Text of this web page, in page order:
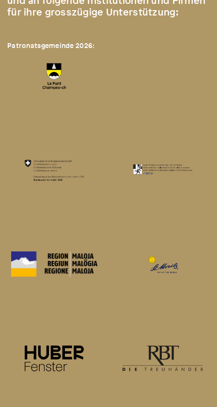
für ihre grosszügige Unterstützung:
Patronatsgemeinde 2026: